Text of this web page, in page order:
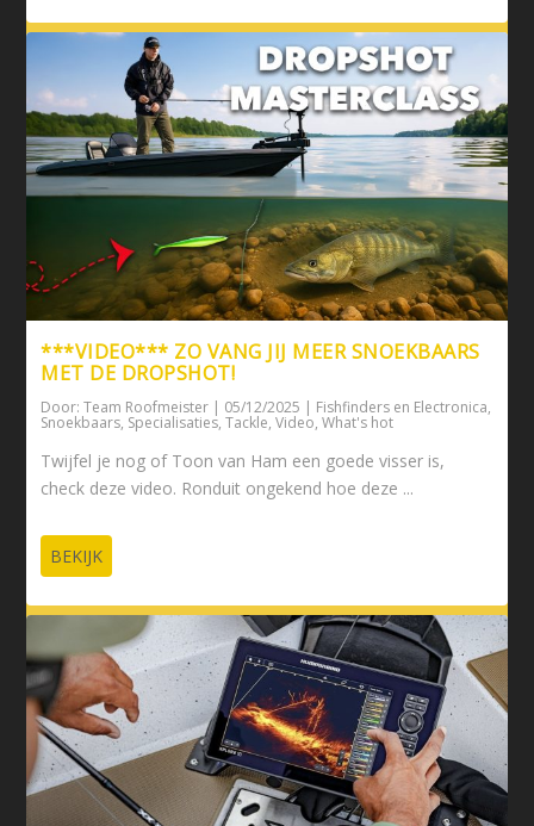
***VIDEO*** ZO VANG JIJ MEER SNOEKBAARS
MET DE DROPSHOT!
Door:Team Roofmeister 05/12/2025 Fishfinders en Electronica,
Snoekbaars, Specialisaties,Tackle,Video,What's hot
Twijfel je nog of Toon van Ham een goede visser is,
check deze video. Ronduit ongekend hoe deze ...
BEKIJK